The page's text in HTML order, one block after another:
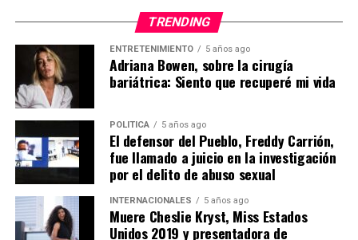
Porque el bienestar colectivo comienza cuando
entendemos que nuestros derechos nunca pueden estar
por encima de la tranquilidad, la salud y la dignidad de
los demás.
«Nuestro compromiso es
seguir trabajando para que
la quebrada recupere su
cauce y evitar que vuelva a
desbordarse y afecte a las
familias del sector»,
manifestó González.
TRENDING
ENTRETENIMIENTO 5 años ago
Adriana Bowen, sobre la cirugía
bariátrica: Siento que recuperé mi vida
POLITICA 5 años ago
El defensor del Pueblo, Freddy Carrión,
fue llamado a juicio en la investigación
por el delito de abuso sexual
INTERNACIONALES 5 años ago
Muere Cheslie Kryst, Miss Estados
Unidos 2019 y presentadora de